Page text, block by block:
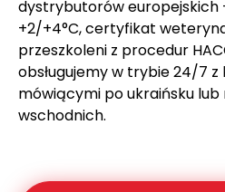
dystrybutorów europejskich
+2/+4°C, certyfikat
przeszkoleni z procedur
obsługujemy w trybie 24/7
mówiącymi po ukraińsku
wschodnich.